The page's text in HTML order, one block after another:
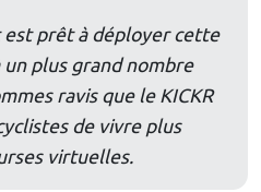
prêt à déployer cette
plus grand nombre
ravis que le KICKR
de vivre plus
virtuelles.